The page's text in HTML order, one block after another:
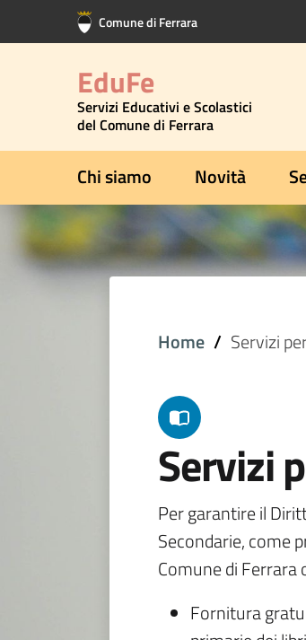
Vai al contenuto principale
Vai al footer Comune di Ferrara
EduFe
Servizi Educativi e Scolastici
del Comune di Ferrara
Chi siamo Novità
Home Servizi
Servizi
Per garantire il
Secondarie, come
Comune di Ferrara
Fornitura